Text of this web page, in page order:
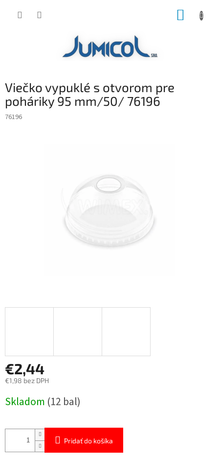
Viečko vypuklé s otvorom pre
poháriky 95 mm/50/ 76196
76196
€2,44
€1,98 bez DPH
cena:
Skladom (12 bal)
Pridať do košíka